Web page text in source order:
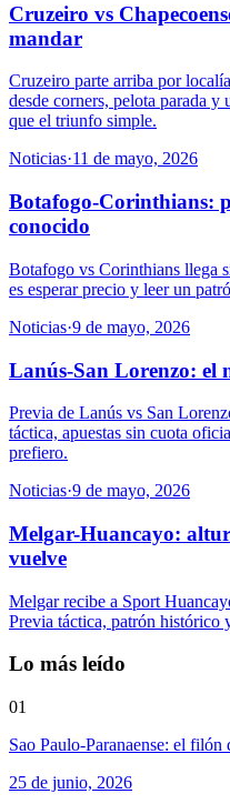
Cruzeiro vs
mandar
Cruzeiro parte arriba por
desde corners, pelota parada y
que el triunfo simple.
Noticias·11 de mayo, 2026
Botafogo-Corinthians:
conocido
Botafogo vs Corinthians llega
es esperar precio y leer un
Noticias·9 de mayo, 2026
Lanús-San Lorenzo: el
Previa de Lanús vs San
táctica, apuestas sin cuota
prefiero.
Noticias·9 de mayo, 2026
Melgar-Huancayo:
vuelve
Melgar recibe a Sport
Previa táctica, patrón histórico
Lo más leído
01
Sao Paulo-Paranaense: el filón
25 de junio, 2026